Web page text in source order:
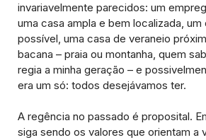
invariavelmente parecidos: um
uma casa ampla e bem localizada,
possível, uma casa de veraneio
bacana – praia ou montanha, quem
regia a minha geração – e
era um só: todos desejávamos ter.
A regência no passado é proposital.
siga sendo os valores que orientam a